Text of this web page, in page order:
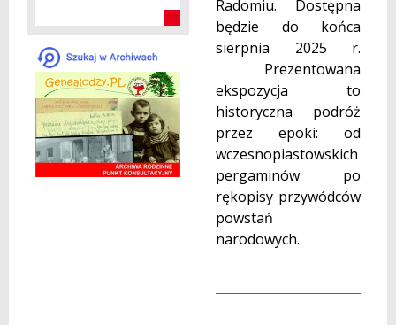
Radomiu. Dostępna
będzie do końca
sierpnia 2025 r.
Prezentowana
ekspozycja to
historyczna podróż
przez epoki: od
wczesnopiastowskich
pergaminów po
rękopisy przywódców
powstań
narodowych.